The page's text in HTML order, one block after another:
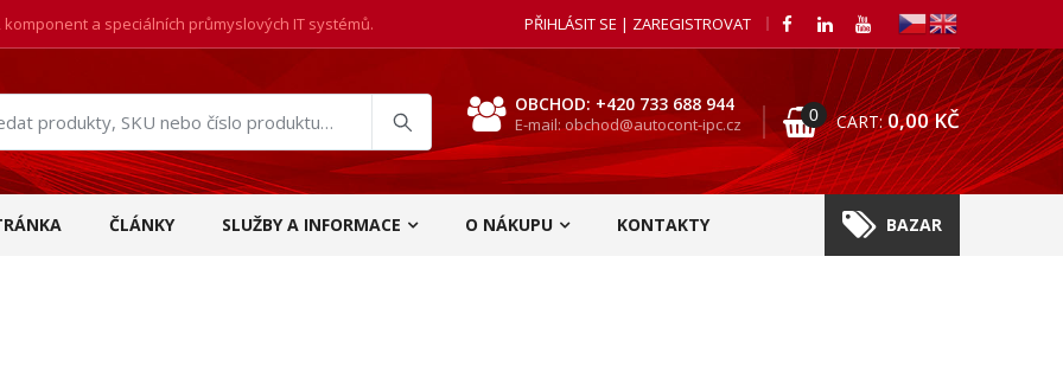
a speciálních průmyslových IT systémů. PŘIHLÁSIT SE | ZAREGISTROVAT
OBCHOD: +420 733 688 944
E-mail: obchod@autocont-ipc.cz 0 CART: 0,00KČ
ČLÁNKY SLUŽBY A INFORMACE O NÁKUPU KONTAKTY BAZAR